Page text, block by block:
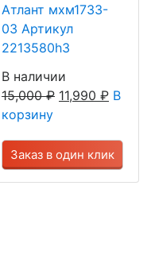
Атлант мхм1733-
03 Артикул
2213580h3
В наличии
15,000₽ 11,990 ₽ В
корзину
Заказ в один клик